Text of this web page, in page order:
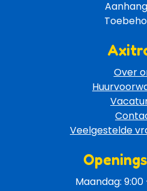
Over
Veelgestelde
Maandag: 9:00